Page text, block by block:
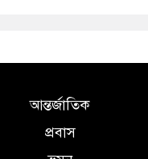
আন্তর্জাতিক
প্রবাস